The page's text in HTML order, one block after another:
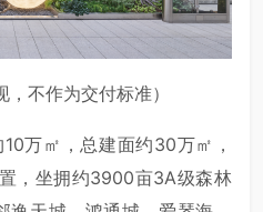
，不作为交付标准）
万㎡，总建面约30万㎡，
，坐拥约3900亩3A级森林